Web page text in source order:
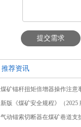
提交需求
推荐资讯
煤矿锚杆扭矩倍增器操作注意
新版《煤矿安全规程》（2025
气动锚索切断器在煤矿巷道支